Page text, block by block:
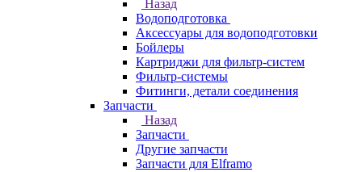
Назад
Водоподготовка
Аксессуары для водоподготовки
Бойлеры
Картриджи для фильтр-систем
Фильтр-системы
Фитинги, детали соединения
Запчасти
Назад
Запчасти
Другие запчасти
Запчасти для Elframo